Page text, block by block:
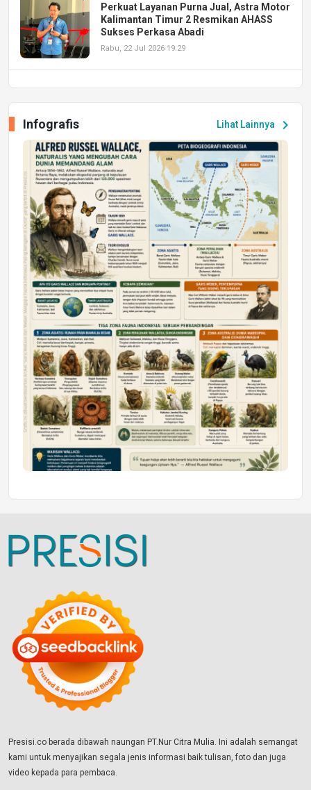
Perkuat Layanan Purna Jual, Astra Motor
Kalimantan Timur 2 Resmikan AHASS
Sukses Perkasa Abadi
Rabu, 22 Jul 2026 19:29
Peluang Kerja dan Magang
Jumat, 17 Jul 2026 22:30
DAERAH
Astra Motor Kalimantan Timur 2 Dukung
Mahasiswa Samarinda dalam Astra
Honda SDGs Future Leaders 2026
Jumat, 10 Jul 2026 19:01
Lihat Lainnya chevron_right
Infografis
Presisi.co berada dibawah naungan PT.Nur Citra Mulia. Ini adalah semangat
kami untuk menyajikan segala jenis informasi baik tulisan, foto dan juga
video kepada para pembaca.